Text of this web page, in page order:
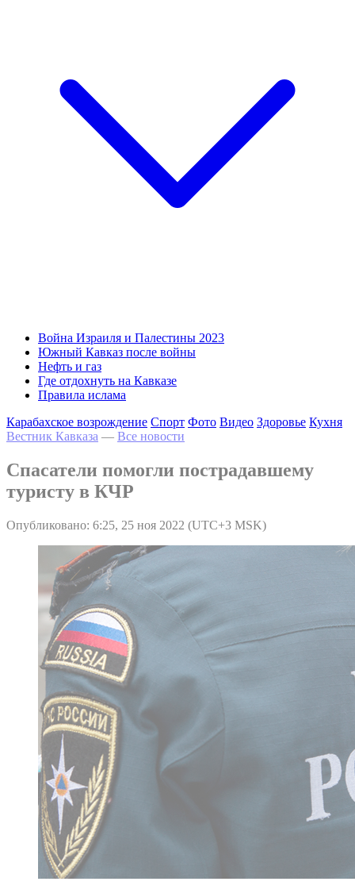
Война Израиля и Палестины 2023
Южный Кавказ после войны
Нефть и газ
Где отдохнуть на Кавказе
Правила ислама
Карабахское возрождение Спорт Фото Видео Здоровье Кухня
Вестник Кавказа — Все новости
Спасатели помогли пострадавшему
туристу в КЧР
Опубликовано: 6:25, 25 ноя 2022 (UTC+3 MSK)